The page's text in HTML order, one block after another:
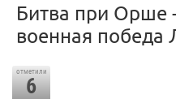
Битва при Орше
военная победа
отметили
6